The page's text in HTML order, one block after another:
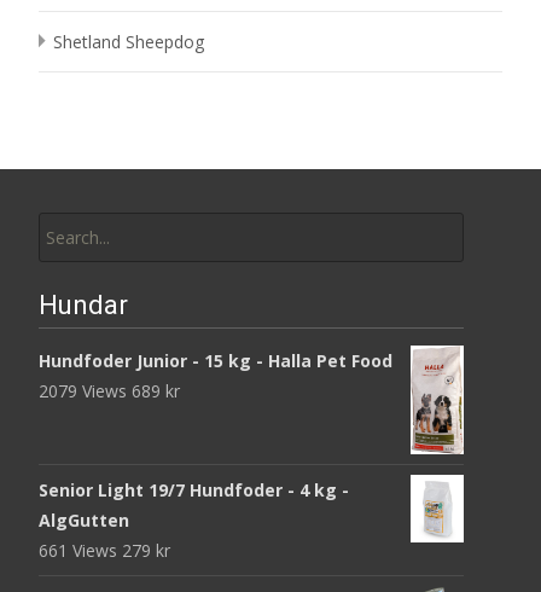
Shetland Sheepdog
for:
Hundar
Hundfoder Junior - 15 kg - Halla Pet Food
2079 Views 689 kr
Senior Light 19/7 Hundfoder - 4 kg -
AlgGutten
661 Views 279 kr